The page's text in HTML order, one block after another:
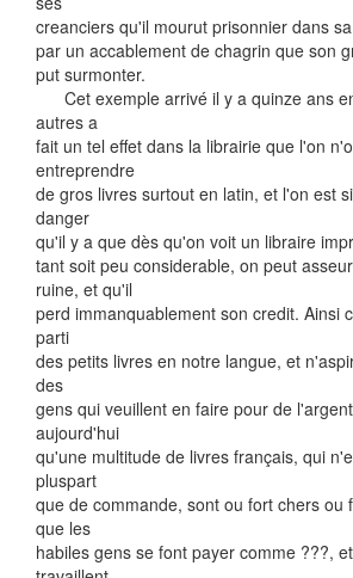
creanciers qu'il mourut prisonnier dans
par un accablement de chagrin que son
put surmonter.
Cet exemple arrivé il y a quinze ans
autres a
fait un tel effet dans la librairie que l'on
entreprendre
de gros livres surtout en latin, et l'on est
danger
qu'il y a que dès qu'on voit un libraire
tant soit peu considerable, on peut
ruine, et qu'il
perd immanquablement son credit. Ainsi
parti
des petits livres en notre langue, et
des
gens qui veuillent en faire pour de
aujourd'hui
qu'une multitude de livres français, qui
pluspart
que de commande, sont ou fort chers ou
que les
habiles gens se font payer comme ???,